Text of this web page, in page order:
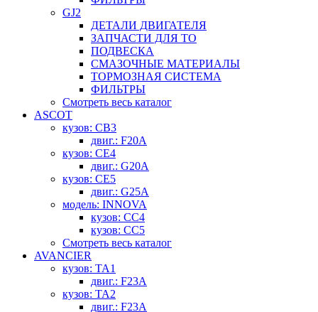
GJ2
ДЕТАЛИ ДВИГАТЕЛЯ
ЗАПЧАСТИ ДЛЯ ТО
ПОДВЕСКА
СМАЗОЧНЫЕ МАТЕРИАЛЫ
ТОРМОЗНАЯ СИСТЕМА
ФИЛЬТРЫ
Смотреть весь каталог
ASCOT
кузов: CB3
двиг.: F20A
кузов: CE4
двиг.: G20A
кузов: CE5
двиг.: G25A
модель: INNOVA
кузов: CC4
кузов: CC5
Смотреть весь каталог
AVANCIER
кузов: TA1
двиг.: F23A
кузов: TA2
двиг.: F23A